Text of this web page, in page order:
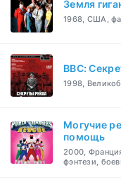
Земля
1968, США,
BBC:
1998,
Могучие
помощь
2000,
фэнтези,